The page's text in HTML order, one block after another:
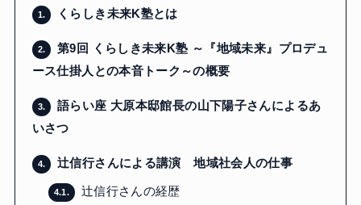
1. くらしき未来K塾とは
2.
第9回 くらしき未来K塾 ～『地域未来』プロデュ
ース仕掛人との本音トーク～の概要
3.
語らい座 大原本邸館長の山下陽子さんによるあ
いさつ
4. 辻信行さんによる講演 地域社会人の仕事
4.1. 辻信行さんの経歴